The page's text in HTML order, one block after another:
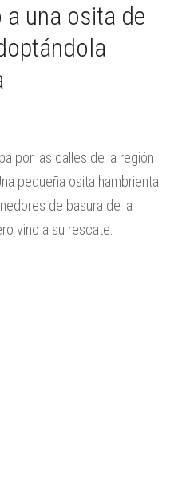
a una osita de
por las calles de la región
pequeña osita hambrienta
de basura de la
vino a su rescate.